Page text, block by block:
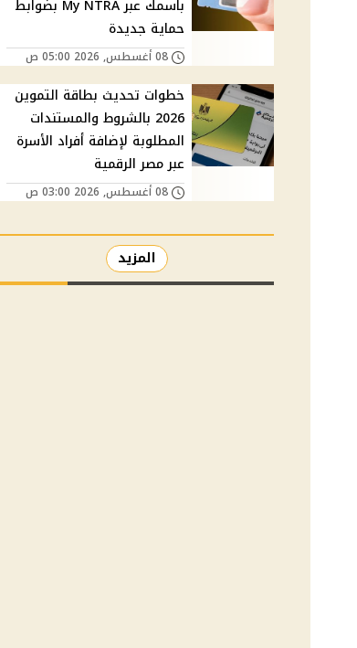
باسمك عبر My NTRA بضوابط
حماية جديدة
08 أغسطس, 2026 05:00 ص
خطوات تحديث بطاقة التموين
2026 بالشروط والمستندات
المطلوبة لإضافة أفراد الأسرة
عبر مصر الرقمية
08 أغسطس, 2026 03:00 ص
المزيد